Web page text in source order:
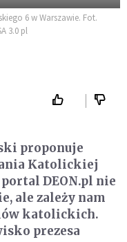
6 w Warszawie. Fot.
3.0 pl
proponuje
Katolickiej
DEON.pl nie
ale zależy nam
katolickich.
prezesa